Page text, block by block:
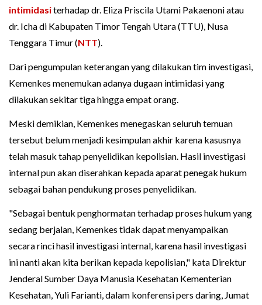
intimidasiterhadap dr. Eliza Priscila Utami Pakaenoni atau
dr. Icha di Kabupaten Timor Tengah Utara (TTU), Nusa
Tenggara Timur (NTT).
Dari pengumpulan keterangan yang dilakukan tim investigasi,
Kemenkes menemukan adanya dugaan intimidasi yang
dilakukan sekitar tiga hingga empat orang.
Meski demikian, Kemenkes menegaskan seluruh temuan
tersebut belum menjadi kesimpulan akhir karena kasusnya
telah masuk tahap penyelidikan kepolisian. Hasil investigasi
internal pun akan diserahkan kepada aparat penegak hukum
sebagai bahan pendukung proses penyelidikan.
"Sebagai bentuk penghormatan terhadap proses hukum yang
sedang berjalan, Kemenkes tidak dapat menyampaikan
secara rinci hasil investigasi internal, karena hasil investigasi
ini nanti akan kita berikan kepada kepolisian," kata Direktur
Jenderal Sumber Daya Manusia Kesehatan Kementerian
Kesehatan, Yuli Farianti, dalam konferensi pers daring, Jumat